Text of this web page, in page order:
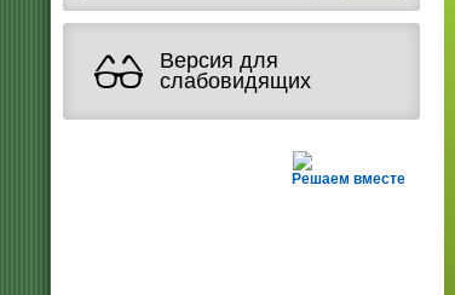
Версия для
слабовидящих
Решаем вместе